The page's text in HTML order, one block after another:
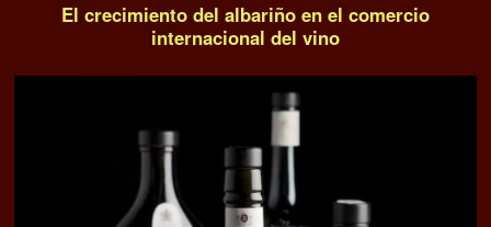
El crecimiento del albariño en el comercio
internacional del vino